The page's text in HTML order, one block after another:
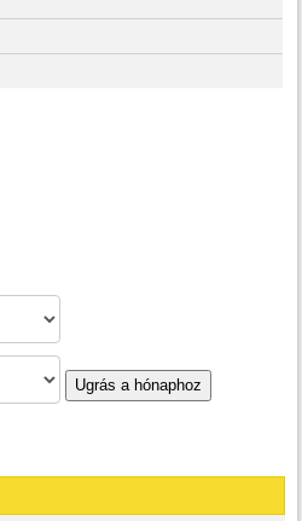
Ugrás a hónaphoz